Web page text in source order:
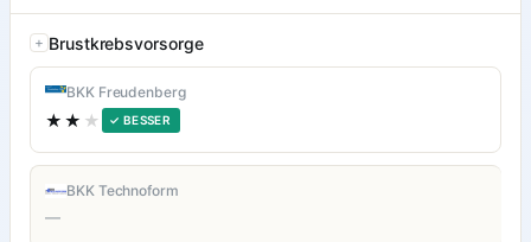
Brustkrebsvorsorge
BKK Freudenberg
★★ ★ ✓ BESSER
BKK Technoform
—